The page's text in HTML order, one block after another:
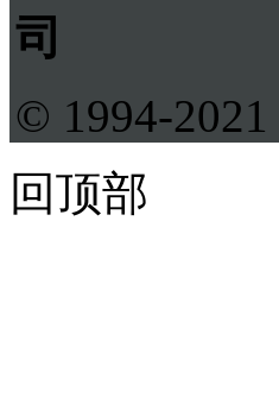
司
© 1994-2021
回顶部